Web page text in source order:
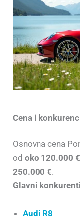
Cena i
Osnovna cena
odoko 120.000 €
250.000 €.
Glavni
Audi R8